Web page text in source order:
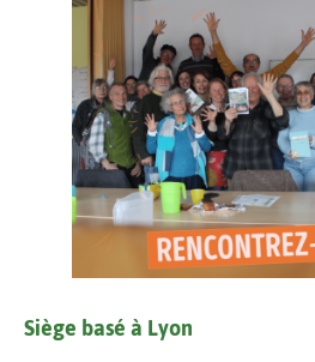
Siège basé à Lyon